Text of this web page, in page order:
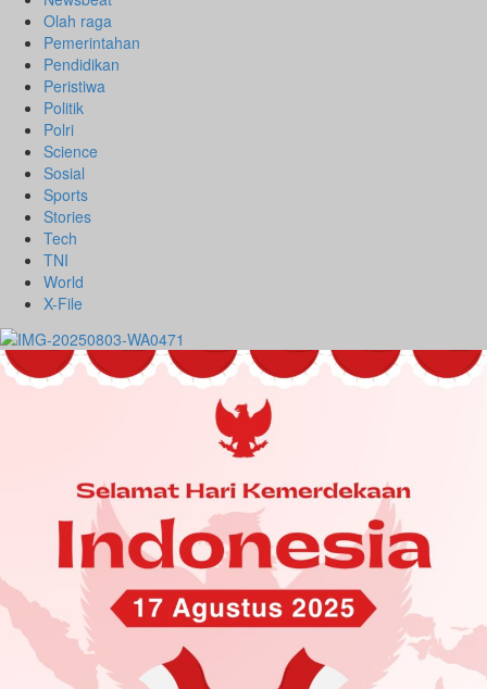
Olah raga
Pemerintahan
Pendidikan
Peristiwa
Politik
Polri
Science
Sosial
Sports
Stories
Tech
TNI
World
X-File